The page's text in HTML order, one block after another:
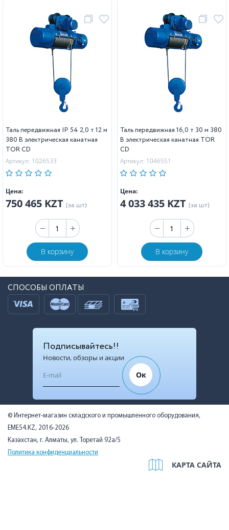
Таль передвижная IP 54 2,0 т 12 м
380 В электрическая канатная
TOR CD
Артикул: 1026533
Цена:
750 465 KZT (за шт)
В корзину
Таль передвижная 16,0 т 30 м 380
В электрическая канатная TOR
CD
Артикул: 1046551
Цена:
4 033 435 KZT (за шт)
В корзину
СПОСОБЫ ОПЛАТЫ
Подписывайтесь!!
Новости, обзоры и акции
Ок
© Интернет-магазин складского и промышленного оборудования,
EME54.KZ, 2016-2026
Казахстан, г. Алматы, ул. Торетай 92а/5
Политика конфиденциальности
КАРТА САЙТА